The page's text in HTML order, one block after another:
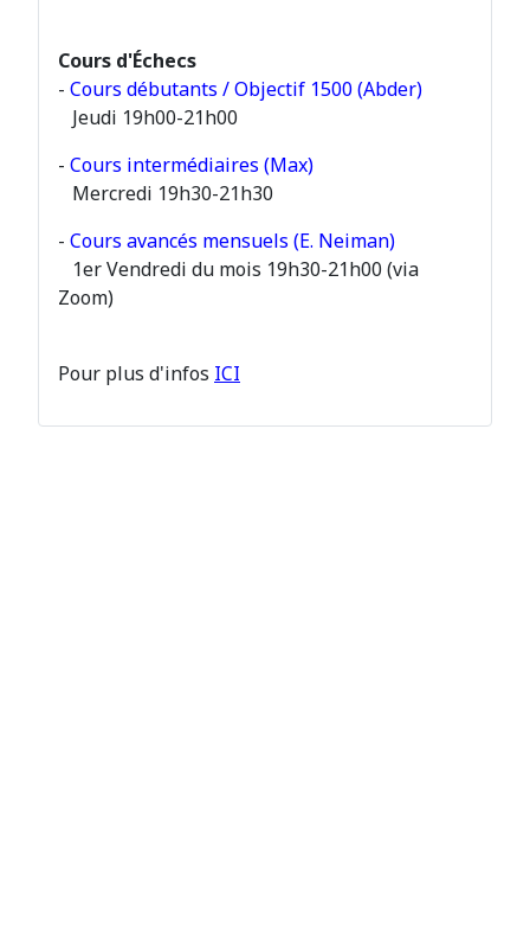
Cours d'Échecs
- Cours débutants / Objectif 1500 (Abder)
Jeudi 19h00-21h00
- Cours intermédiaires (Max)
Mercredi 19h30-21h30
- Cours avancés mensuels (E. Neiman)
1er Vendredi du mois 19h30-21h00 (via
Zoom)
Pour plus d'infos ICI